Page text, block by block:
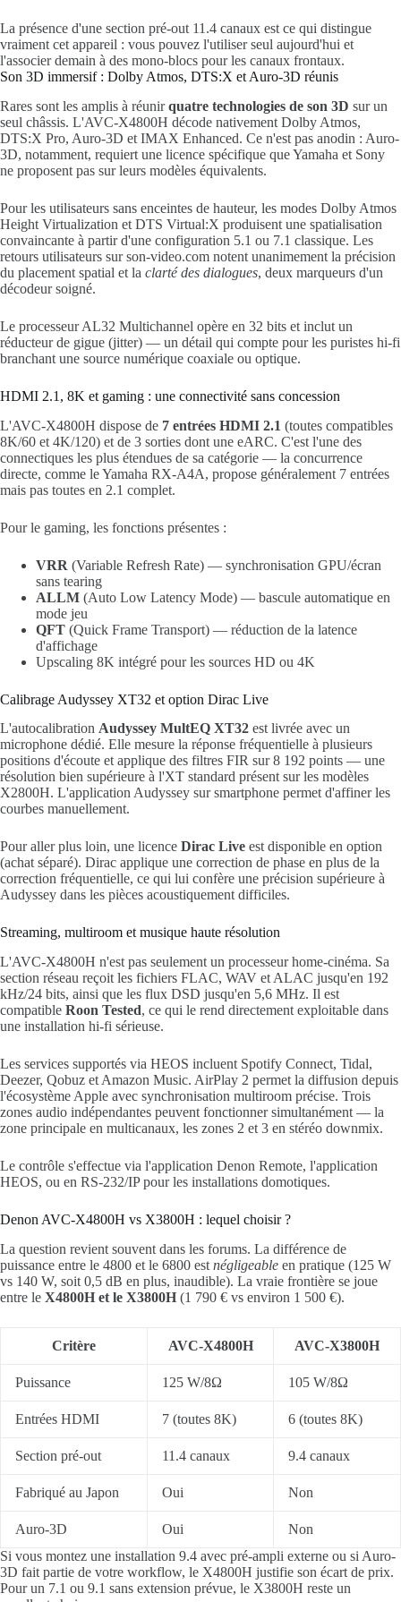
La présence d'une section pré-out 11.4 canaux est ce qui distingue
vraiment cet appareil : vous pouvez l'utiliser seul aujourd'hui et
l'associer demain à des mono-blocs pour les canaux frontaux.
Son 3D immersif : Dolby Atmos, DTS:X et Auro-3D réunis
Rares sont les amplis à réunirquatre technologies de son 3D sur un
seul châssis. L'AVC-X4800H décode nativement Dolby Atmos,
DTS:X Pro, Auro-3D et IMAX Enhanced. Ce n'est pas anodin : Auro-
3D, notamment, requiert une licence spécifique que Yamaha et Sony
ne proposent pas sur leurs modèles équivalents.
Pour les utilisateurs sans enceintes de hauteur, les modes Dolby Atmos
Height Virtualization et DTS Virtual:X produisent une spatialisation
convaincante à partir d'une configuration 5.1 ou 7.1 classique. Les
retours utilisateurs sur son-video.com notent unanimement la précision
du placement spatial et la clarté des dialogues, deux marqueurs d'un
décodeur soigné.
Le processeur AL32 Multichannel opère en 32 bits et inclut un
réducteur de gigue (jitter) — un détail qui compte pour les puristes hi-fi
branchant une source numérique coaxiale ou optique.
HDMI 2.1, 8K et gaming : une connectivité sans concession
L'AVC-X4800H dispose de 7 entrées HDMI 2.1 (toutes compatibles
8K/60 et 4K/120) et de 3 sorties dont une eARC. C'est l'une des
connectiques les plus étendues de sa catégorie — la concurrence
directe, comme le Yamaha RX-A4A, propose généralement 7 entrées
mais pas toutes en 2.1 complet.
Pour le gaming, les fonctions présentes :
VRR (Variable Refresh Rate) — synchronisation GPU/écran
sans tearing
ALLM (Auto Low Latency Mode) — bascule automatique en
mode jeu
QFT (Quick Frame Transport) — réduction de la latence
d'affichage
Upscaling 8K intégré pour les sources HD ou 4K
Calibrage Audyssey XT32 et option Dirac Live
L'autocalibration Audyssey MultEQ XT32 est livrée avec un
microphone dédié. Elle mesure la réponse fréquentielle à plusieurs
positions d'écoute et applique des filtres FIR sur 8 192 points — une
résolution bien supérieure à l'XT standard présent sur les modèles
X2800H. L'application Audyssey sur smartphone permet d'affiner les
courbes manuellement.
Pour aller plus loin, une licence Dirac Live est disponible en option
(achat séparé). Dirac applique une correction de phase en plus de la
correction fréquentielle, ce qui lui confère une précision supérieure à
Audyssey dans les pièces acoustiquement difficiles.
Streaming, multiroom et musique haute résolution
L'AVC-X4800H n'est pas seulement un processeur home-cinéma. Sa
section réseau reçoit les fichiers FLAC, WAV et ALAC jusqu'en 192
kHz/24 bits, ainsi que les flux DSD jusqu'en 5,6 MHz. Il est
compatible Roon Tested, ce qui le rend directement exploitable dans
une installation hi-fi sérieuse.
Les services supportés via HEOS incluent Spotify Connect, Tidal,
Deezer, Qobuz et Amazon Music. AirPlay 2 permet la diffusion depuis
l'écosystème Apple avec synchronisation multiroom précise. Trois
zones audio indépendantes peuvent fonctionner simultanément — la
zone principale en multicanaux, les zones 2 et 3 en stéréo downmix.
Le contrôle s'effectue via l'application Denon Remote, l'application
HEOS, ou en RS-232/IP pour les installations domotiques.
Denon AVC-X4800H vs X3800H : lequel choisir ?
La question revient souvent dans les forums. La différence de
puissance entre le 4800 et le 6800 est négligeable en pratique (125 W
vs 140 W, soit 0,5 dB en plus, inaudible). La vraie frontière se joue
entre le X4800H et le X3800H (1 790 € vs environ 1 500 €).
Critère AVC-X4800H AVC-X3800H
Puissance 125 W/8Ω 105 W/8Ω
Entrées HDMI 7 (toutes 8K) 6 (toutes 8K)
Section pré-out 11.4 canaux 9.4 canaux
Fabriqué au Japon Oui Non
Auro-3D Oui
Non
Si vous montez une installation 9.4 avec pré-ampli externe ou si Auro-
3D fait partie de votre workflow, le X4800H justifie son écart de prix.
Pour un 7.1 ou 9.1 sans extension prévue, le X3800H reste un